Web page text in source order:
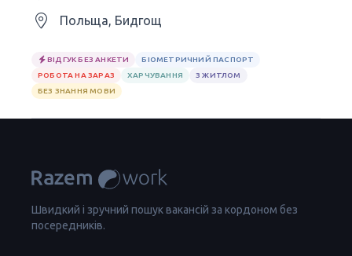
Польща, Бидгощ
ВІДГУК БЕЗ АНКЕТИ
БІОМЕТРИЧНИЙ ПАСПОРТ
РОБОТА НА ЗАРАЗ
ХАРЧУВАННЯ
З ЖИТЛОМ
БЕЗ ЗНАННЯ МОВИ
Швидкий і зручний пошук вакансій за кордоном без
посередників.